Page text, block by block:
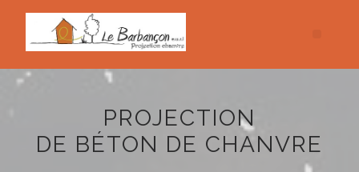
PROJECTION
DE BÉTON DE CHANVRE